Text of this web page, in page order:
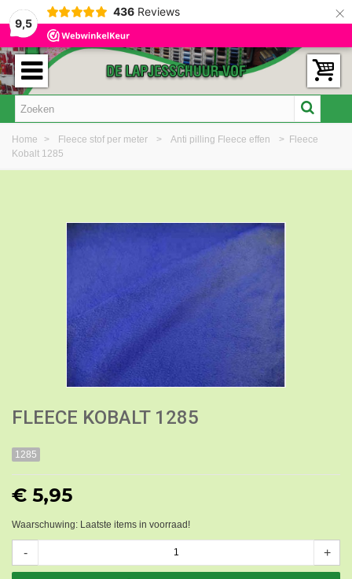
9,5
436 Reviews ×
Home > Fleece stof per meter > Anti pilling Fleece effen > Fleece
Kobalt 1285
FLEECE KOBALT 1285
1285
€ 5,95
Waarschuwing: Laatste items in voorraad!
- +